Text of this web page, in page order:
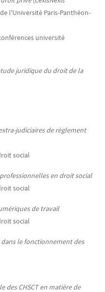
l'Université Paris-Panthéon-
université
juridique du droit de la
judiciaires de règlement
social
en droit social
social
de travail
social
dans le fonctionnement des
des CHSCT en matière de